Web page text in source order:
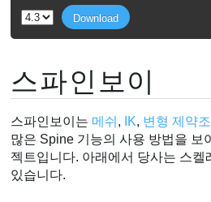
pma.atlas":"Couldn't load texture
/files/examples/4.2/spineboy/export/
Download
스파인보이
스파인보이는 메쉬 , IK, 변형 제약
많은 Spine 기능의 사용 방법을 보
젝트입니다. 아래에서 당사는 스켈
있습니다.